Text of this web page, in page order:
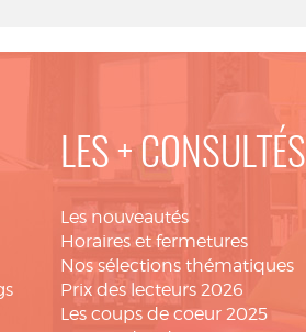
LES + CONSULTÉS
Les nouveautés
Horaires et fermetures
Nos sélections thématiques
Prix des lecteurs 2026
Les coups de coeur 2025